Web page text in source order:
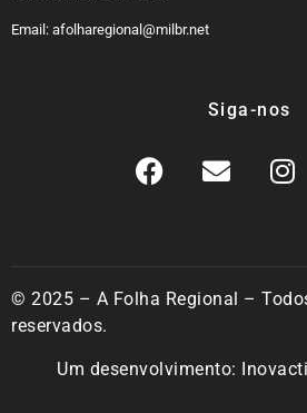
Email: afolharegional@milbr.net
Siga-nos
© 2025 – A Folha Regional –
reservados.
Um desenvolvimento: